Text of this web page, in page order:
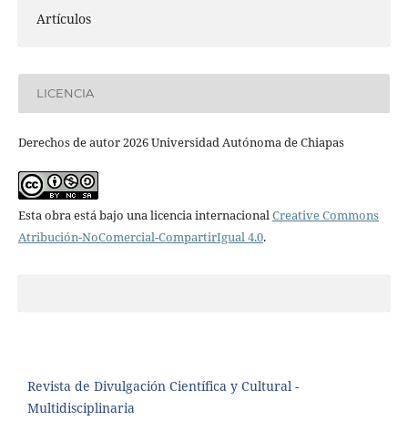
Artículos
LICENCIA
Derechos de autor 2026 Universidad Autónoma de Chiapas
Esta obra está bajo una licencia internacionalCreative Commons
Atribución-NoComercial-CompartirIgual 4.0.
Revista de Divulgación Científica y Cultural -
Multidisciplinaria